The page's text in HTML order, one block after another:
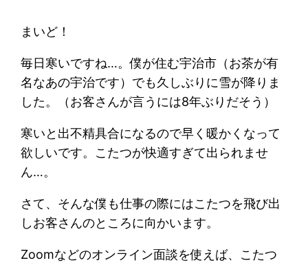
まいど！
毎日寒いですね…。僕が住む宇治市（お茶が有
名なあの宇治です）でも久しぶりに雪が降りま
した。（お客さんが言うには8年ぶりだそう）
寒いと出不精具合になるので早く暖かくなって
欲しいです。こたつが快適すぎて出られませ
ん…。
さて、そんな僕も仕事の際にはこたつを飛び出
しお客さんのところに向かいます。
Zoomなどのオンライン面談を使えば、こたつ